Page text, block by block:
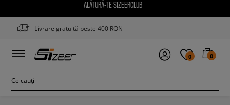
ALĂTURĂ-TE SIZEERCLUB
Livrare gratuită peste 400 RON
0 0